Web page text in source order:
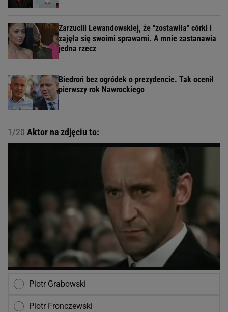
Zarzucili Lewandowskiej, że "zostawiła" córki i
zajęła się swoimi sprawami. A mnie zastanawia
jedna rzecz
Biedroń bez ogródek o prezydencie. Tak ocenił
pierwszy rok Nawrockiego
1/20 Aktor na zdjęciu to:
Piotr Grabowski
Piotr Fronczewski